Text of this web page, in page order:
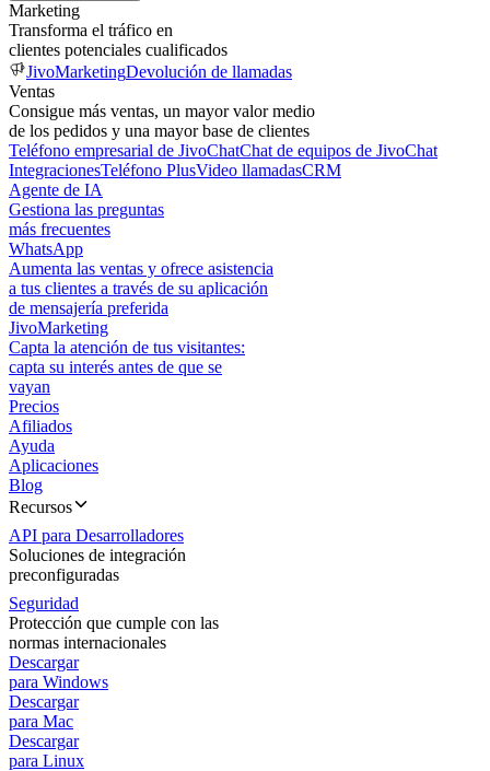
Marketing
Transforma el tráfico en
clientes potenciales cualificados
JivoMarketingDevolución de llamadas
Ventas
Consigue más ventas, un mayor valor medio
de los pedidos y una mayor base de clientes
Teléfono empresarial de JivoChatChat de equipos de JivoChat
IntegracionesTeléfono PlusVideo llamadasCRM
Agente de IA
Gestiona las preguntas
más frecuentes
WhatsApp
Aumenta las ventas y ofrece asistencia
a tus clientes a través de su aplicación
de mensajería preferida
JivoMarketing
Capta la atención de tus visitantes:
capta su interés antes de que se
vayan
Precios
Afiliados
Ayuda
Aplicaciones
Blog
Recursos
API para Desarrolladores
Soluciones de integración
preconfiguradas
Seguridad
Protección que cumple con las
normas internacionales
Descargar
para Windows
Descargar
para Mac
Descargar
para Linux